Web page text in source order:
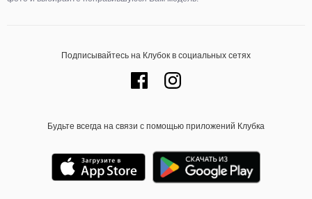
Подписывайтесь на Клубок в социальных сетях
Будьте всегда на связи с помощью приложений Клубка